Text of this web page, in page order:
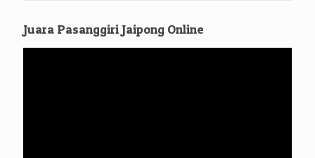
Juara Pasanggiri Jaipong Online